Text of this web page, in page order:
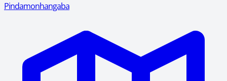
Pindamonhangaba